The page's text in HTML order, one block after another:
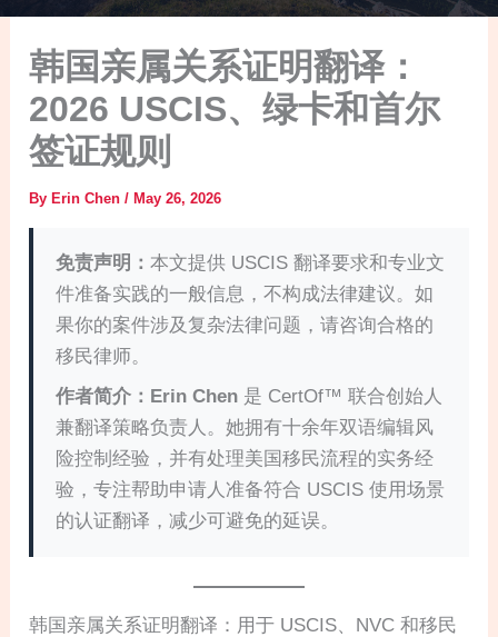
韩国亲属关系证明翻译：
2026 USCIS、绿卡和首尔
签证规则
ByErin Chen/May 26, 2026
免责声明：本文提供 USCIS 翻译要求和专业文
件准备实践的一般信息，不构成法律建议。如
果你的案件涉及复杂法律问题，请咨询合格的
移民律师。
作者简介： Erin Chen 是 CertOf™ 联合创始人
兼翻译策略负责人。她拥有十余年双语编辑风
险控制经验，并有处理美国移民流程的实务经
验，专注帮助申请人准备符合 USCIS 使用场景
的认证翻译，减少可避免的延误。
韩国亲属关系证明翻译：用于 USCIS、NVC 和移民